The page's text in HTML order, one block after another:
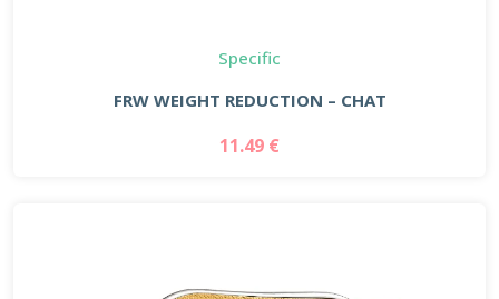
Specific
FRW WEIGHT REDUCTION – CHAT
11.49 €